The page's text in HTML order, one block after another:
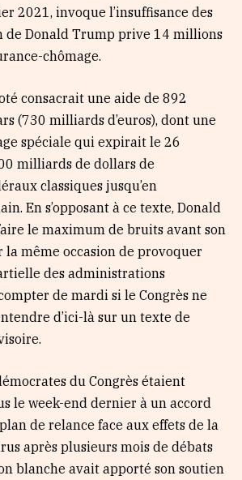
2021, invoque l’insuffisance des
de Donald Trump prive 14 millions
chômage.
consacrait une aide de 892
(730 milliards d’euros), dont une
spéciale qui expirait le 26
milliards de dollars de
classiques jusqu’en
En s’opposant à ce texte, Donald
le maximum de bruits avant son
même occasion de provoquer
des administrations
de mardi si le Congrès ne
d’ici-là sur un texte de
du Congrès étaient
le week-end dernier à un accord
de relance face aux effets de la
après plusieurs mois de débats
blanche avait apporté son soutien